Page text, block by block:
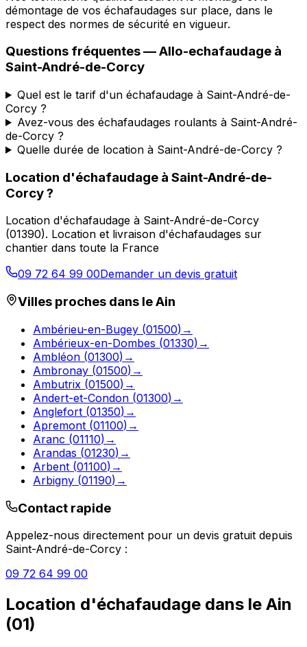
démontage de vos échafaudages sur place, dans le
respect des normes de sécurité en vigueur.
Questions fréquentes —Allo-echafaudage à
Saint-André-de-Corcy
Quel est le tarif d'un échafaudage à Saint-André-de-
Corcy ?
Avez-vous des échafaudages roulants à Saint-André-
de-Corcy ?
Quelle durée de location à Saint-André-de-Corcy ?
Location d'échafaudage à Saint-André-de-
Corcy?
Location d'échafaudage à Saint-André-de-Corcy
(01390). Location et livraison d'échafaudages sur
chantier dans toute la France
09 72 64 99 00Demander un devis gratuit
Villes proches dans leAin
Ambérieu-en-Bugey (01500) →
Ambérieux-en-Dombes (01330) →
Ambléon (01300) →
Ambronay (01500) →
Ambutrix (01500) →
Andert-et-Condon (01300) →
Anglefort (01350) →
Apremont (01100) →
Aranc (01110) →
Arandas (01230) →
Arbent (01100) →
Arbigny (01190) →
Contact rapide
Appelez-nous directement pour un devis gratuit depuis
Saint-André-de-Corcy :
09 72 64 99 00
Location d'échafaudage dans le Ain
(01)